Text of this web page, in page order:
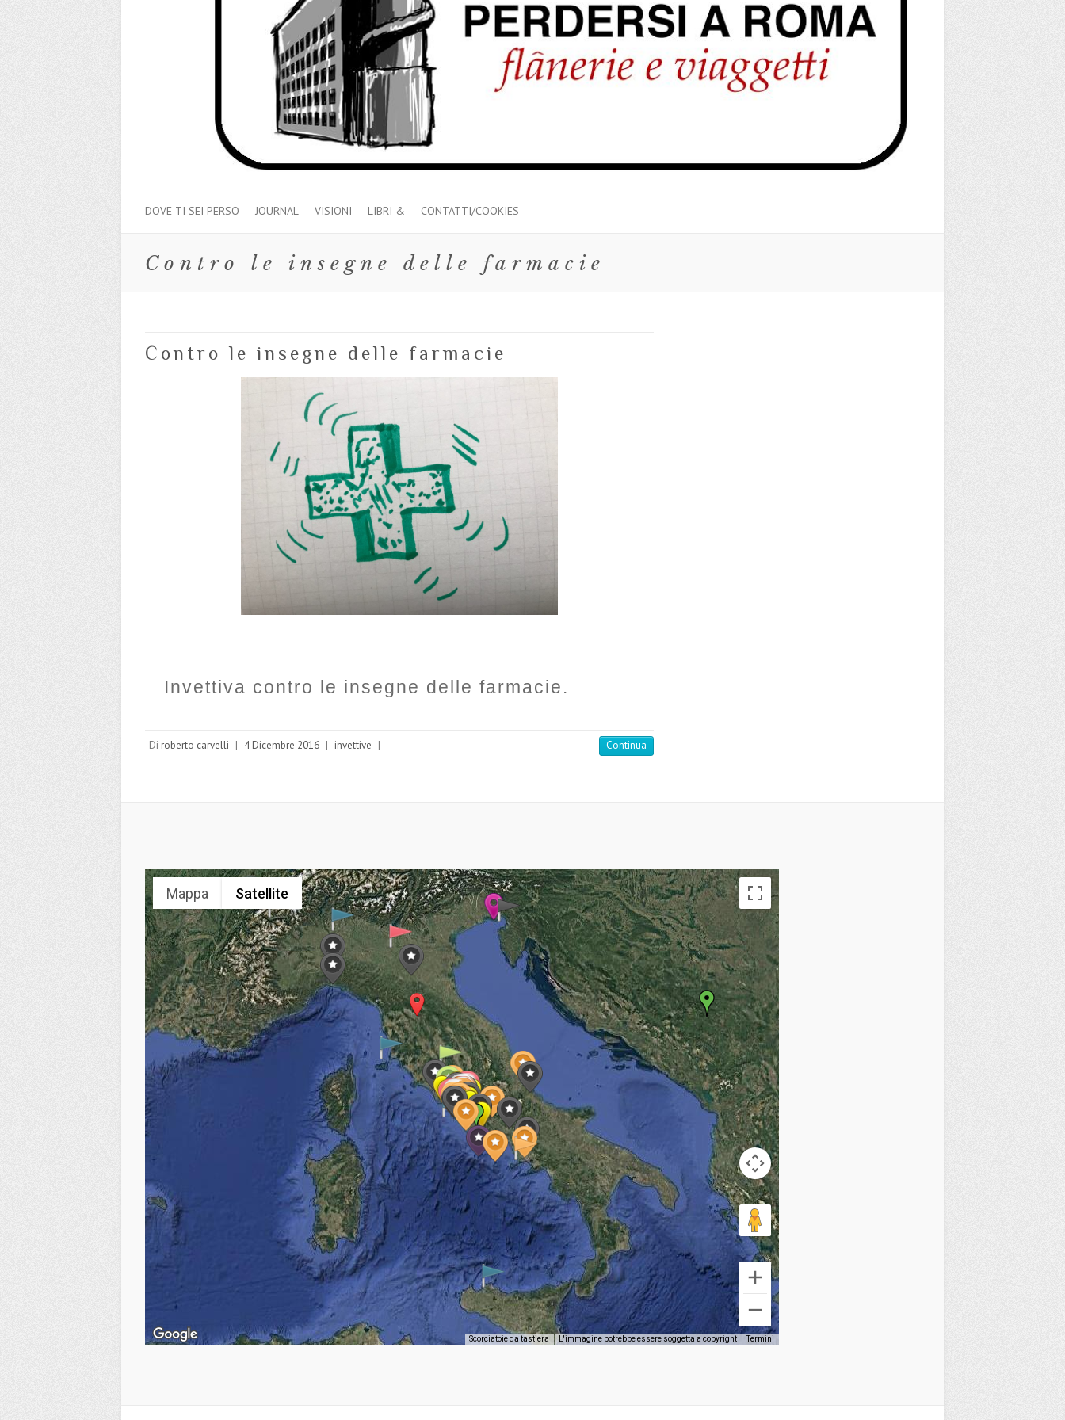
DOVE TI SEI PERSO JOURNAL VISIONI LIBRI & CONTATTI/COOKIES
Contro le insegne delle farmacie
Contro le insegne delle farmacie
Invettiva contro le insegne delle farmacie.
Di roberto carvelli | 4 Dicembre 2016 | invettive | Continua
Mappa Satellite
Scorciatoie da tastiera L'immagine potrebbe essere soggetta a copyright Termini